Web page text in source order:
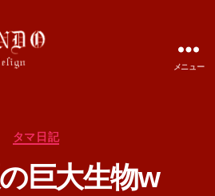
メニュー
カ
ゴ
リ
タマ日記
巨大生物w
成
者